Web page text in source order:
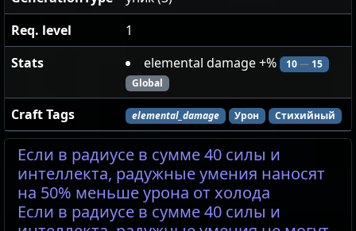
Req. level
1
Stats
elemental damage +% 10—15
Global
Craft Tags elemental_damage Урон Стихийный
Если в радиусе в сумме 40 силы и
интеллекта, радужные умения наносят
на 50% меньше урона от холода
Если в радиусе в сумме 40 силы и